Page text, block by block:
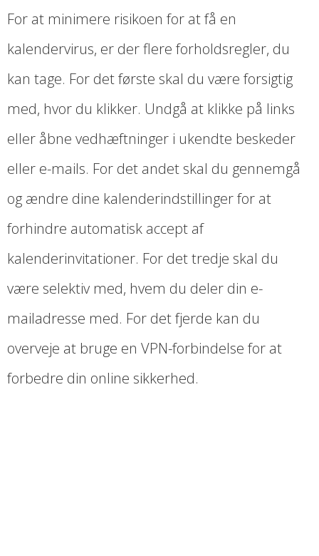
For at minimere risikoen for at få en
kalendervirus, er der flere forholdsregler, du
kan tage. For det første skal du være forsigtig
med, hvor du klikker. Undgå at klikke på links
eller åbne vedhæftninger i ukendte beskeder
eller e-mails. For det andet skal du gennemgå
og ændre dine kalenderindstillinger for at
forhindre automatisk accept af
kalenderinvitationer. For det tredje skal du
være selektiv med, hvem du deler din e-
mailadresse med. For det fjerde kan du
overveje at bruge en VPN-forbindelse for at
forbedre din online sikkerhed.